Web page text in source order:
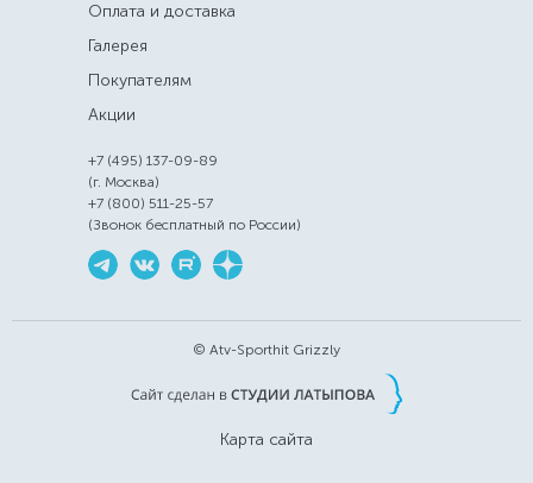
Оплата и доставка
Галерея
Покупателям
Акции
+7 (495) 137-09-89
(г. Москва)
+7 (800) 511-25-57
(Звонок бесплатный по России)
© Atv-Sporthit Grizzly
Карта сайта